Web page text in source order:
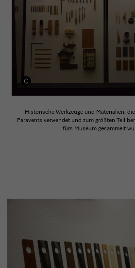
Historische Werkzeuge und Materialien,
Paravents verwendet und zum größten Teil
fürs Museum gesammelt